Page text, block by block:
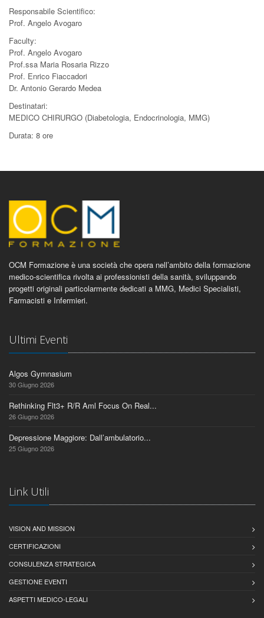
Responsabile Scientifico:
Prof. Angelo Avogaro
Faculty:
Prof. Angelo Avogaro
Prof.ssa Maria Rosaria Rizzo
Prof. Enrico Fiaccadori
Dr. Antonio Gerardo Medea
Destinatari:
MEDICO CHIRURGO (Diabetologia, Endocrinologia, MMG)
Durata: 8 ore
OCM Formazione è una società che opera nell’ambito della formazione
medico-scientifica rivolta ai professionisti della sanità, sviluppando
progetti originali particolarmente dedicati a MMG, Medici Specialisti,
Farmacisti e Infermieri.
Ultimi Eventi
Algos Gymnasium
30 Giugno 2026
Rethinking Flt3+ R/R Aml Focus On Real...
26 Giugno 2026
Depressione Maggiore: Dall’ambulatorio...
25 Giugno 2026
Link Utili
VISION AND MISSION
CERTIFICAZIONI
CONSULENZA STRATEGICA
GESTIONE EVENTI
ASPETTI MEDICO-LEGALI